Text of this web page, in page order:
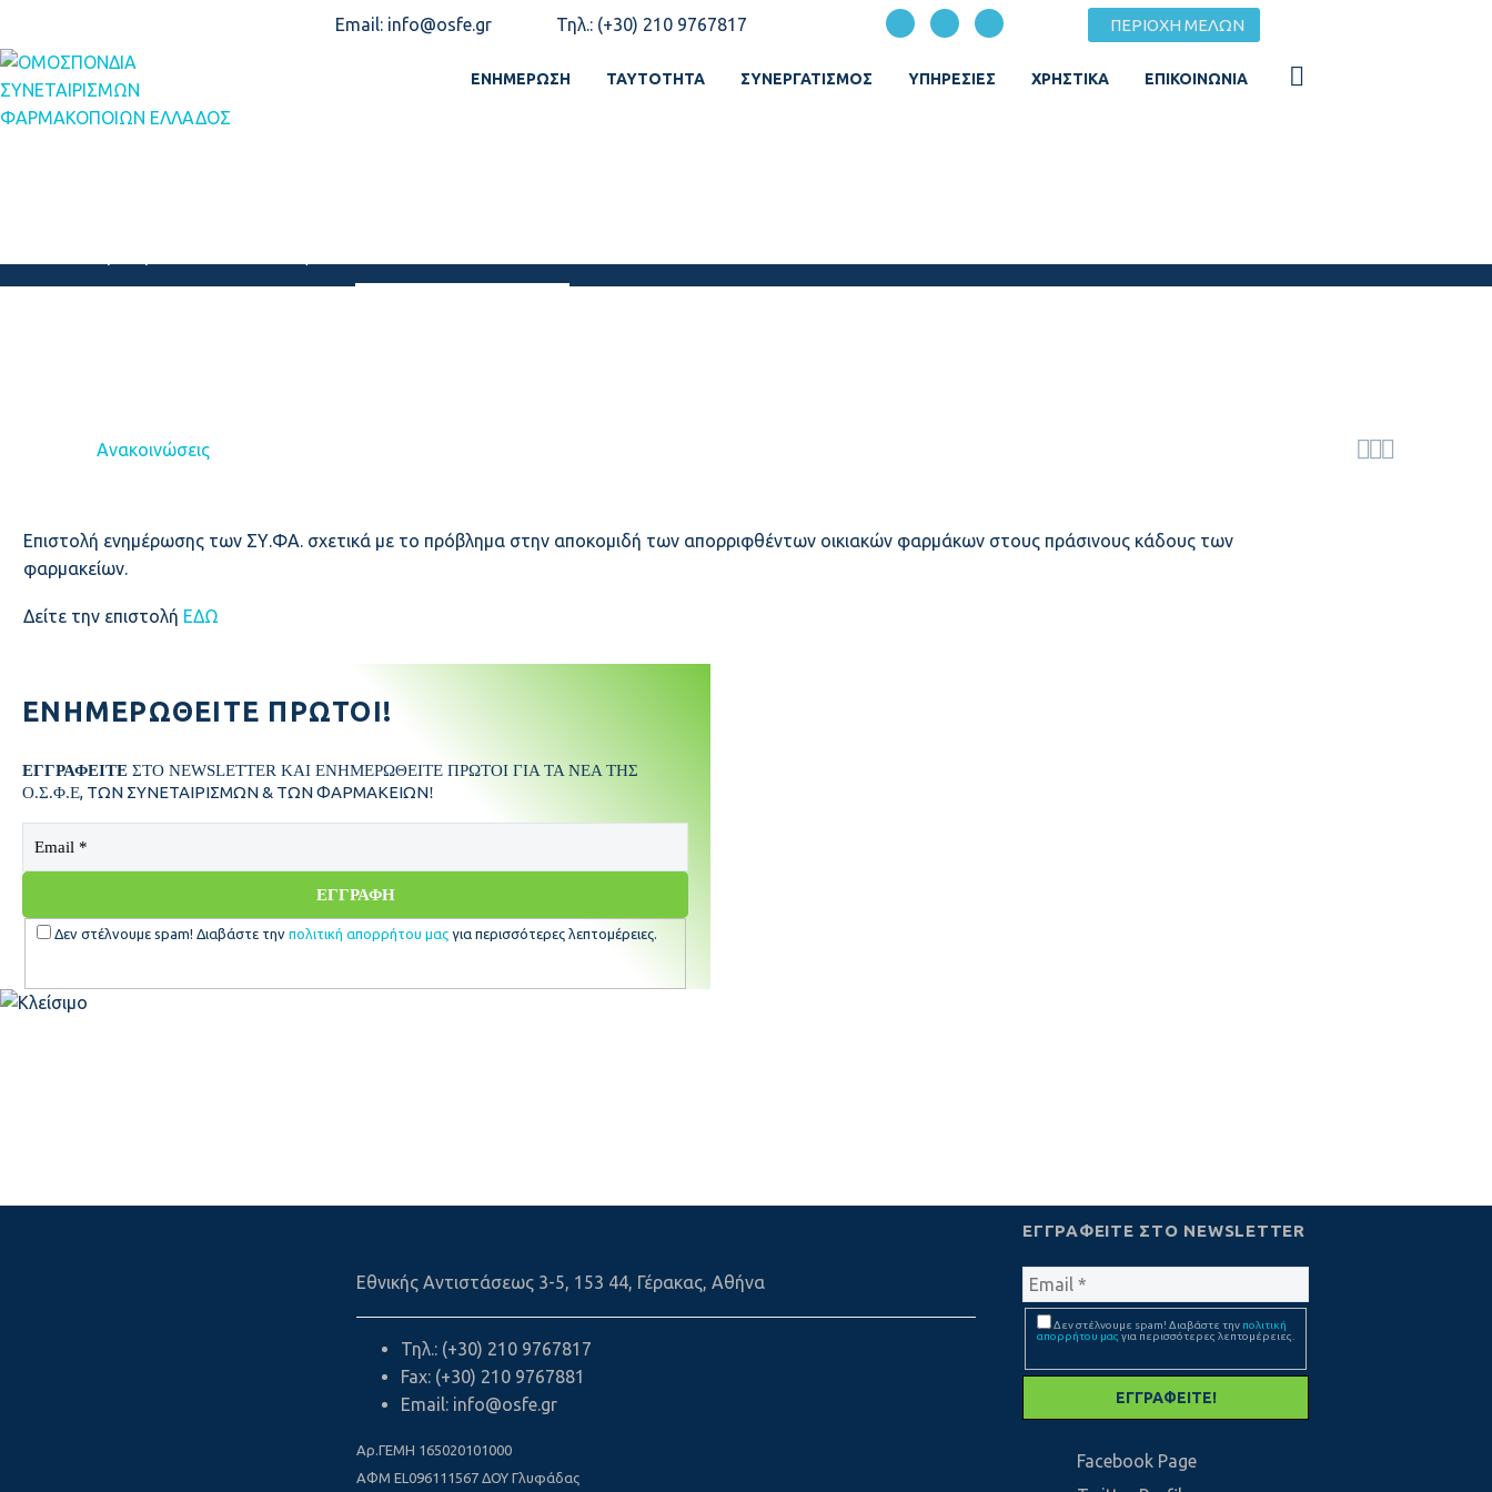
Email: info@osfe.gr Τηλ.: (+30) 210 9767817 ΠΕΡΙΟΧΗ ΜΕΛΩΝ
ΕΝΗΜΈΡΩΣΗ ΤΑΥΤΌΤΗΤΑ ΣΥΝΕΡΓΑΤΙΣΜΌΣ ΥΠΗΡΕΣΙΕΣ ΧΡΗΣΤΙΚΆ ΕΠΙΚΟΙΝΩΝΊΑ

Ανακοινώσεις
Επιστολή ενημέρωσης των ΣΥ.ΦΑ. σχετικά με το πρόβλημα στην αποκομιδή των απορριφθέντων οικιακών φαρμάκων στους πράσινους κάδους των
φαρμακείων.
Δείτε την επιστολή ΕΔΩ
ΕΝΗΜΕΡΩΘΕΊΤΕ ΠΡΏΤΟΙ!
ΕΓΓΡΑΦΕΙΤΕ ΣΤΟ NEWSLETTER ΚΑΙ ΕΝΗΜΕΡΩΘΕΙΤΕ ΠΡΩΤΟΙ ΓΙΑ ΤΑ ΝΕΑ ΤΗΣ
Ο.Σ.Φ.Ε, ΤΩΝ ΣΥΝΕΤΑΙΡΙΣΜΩΝ & ΤΩΝ ΦΑΡΜΑΚΕΙΩΝ!
Δεν στέλνουμε spam! Διαβάστε την πολιτική απορρήτου μας για περισσότερες λεπτομέρειες.
Εθνικής Αντιστάσεως 3-5, 153 44, Γέρακας, Αθήνα
Τηλ.: (+30) 210 9767817
Fax: (+30) 210 9767881
Email: info@osfe.gr
Aρ.ΓΕΜΗ 165020101000
ΑΦΜ EL 096111567 ΔΟΥ Γλυφάδας
ΕΓΓΡΑΦΕΊΤΕ ΣΤΟ NEWSLETTER
Δεν στέλνουμε spam! Διαβάστε την πολιτική
απορρήτου μας για περισσότερες λεπτομέρειες.
Facebook Page